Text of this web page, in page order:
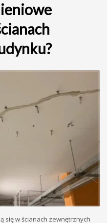
się w ścianach zewnętrznych